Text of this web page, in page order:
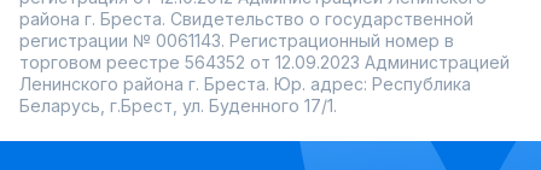
района г. Бреста. Свидетельство о государственной
регистрации № 0061143. Регистрационный номер в
торговом реестре 564352 от 12.09.2023 Администрацией
Ленинского района г. Бреста. Юр. адрес: Республика
Беларусь, г.Брест, ул. Буденного 17/1.